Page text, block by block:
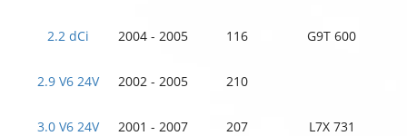
2.2 dCi 2004 - 2005 116 G9T 600
2.9 V6 24V 2002 - 2005 210
3.0 V6 24V 2001 - 2007 207 L7X 731